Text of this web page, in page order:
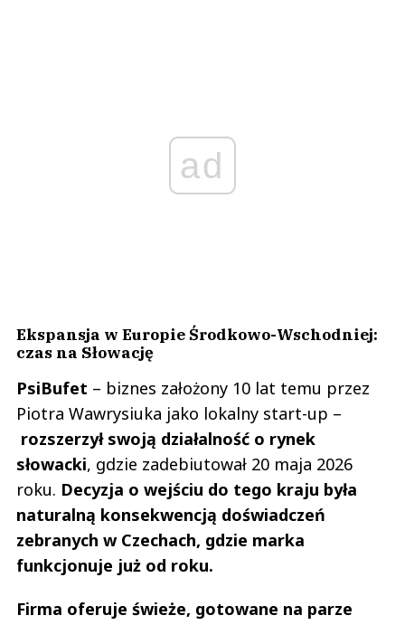
ad
Ekspansja w Europie Środkowo-Wschodniej:
czas na Słowację
PsiBufet – biznes założony 10 lat temu przez
Piotra Wawrysiuka jako lokalny start-up –
rozszerzył swoją działalność o rynek
słowacki, gdzie zadebiutował 20 maja 2026
roku. Decyzja o wejściu do tego kraju była
naturalną konsekwencją doświadczeń
zebranych w Czechach, gdzie marka
funkcjonuje już od roku.
Firma oferuje świeże, gotowane na parze